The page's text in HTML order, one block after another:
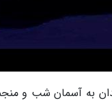
مندان به آسمان شب